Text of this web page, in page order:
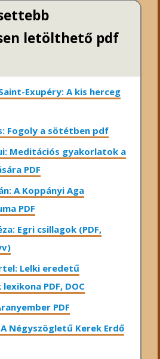
letölthető pdf
Exupéry: A kis herceg
Fogoly a sötétben pdf
Meditációs gyakorlatok a
PDF
A Koppányi Aga
PDF
Egri csillagok (PDF,
Lelki eredetű
PDF, DOC
PDF
Négyszögletű Kerek Erdő